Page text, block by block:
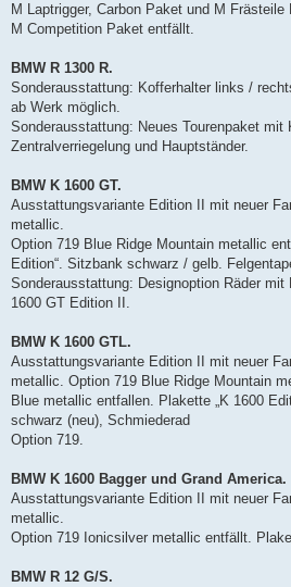
M Laptrigger, Carbon Paket und M Frästeile
M Competition Paket entfällt.
BMW R 1300 R.
Sonderausstattung: Kofferhalter links /
ab Werk möglich.
Sonderausstattung: Neues Tourenpaket
Zentralverriegelung und Hauptständer.
BMW K 1600 GT.
Ausstattungsvariante Edition II mit neuer
metallic.
Option 719 Blue Ridge Mountain metallic
Edition“. Sitzbank schwarz / gelb.
Sonderausstattung: Designoption Räder mit
1600 GT Edition II.
BMW K 1600 GTL.
Ausstattungsvariante Edition II mit neuer
metallic. Option 719 Blue Ridge Mountain
Blue metallic entfallen. Plakette „K 1600
schwarz (neu), Schmiederad
Option 719.
BMW K 1600 Bagger und Grand America.
Ausstattungsvariante Edition II mit neuer
metallic.
Option 719 Ionicsilver metallic entfällt.
BMW R 12 G/S.